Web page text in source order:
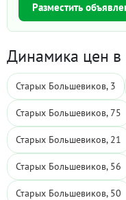
Разместить
Динамика цен в
Старых Большевиков, 3
Старых Большевиков, 75
Старых Большевиков, 21
Старых Большевиков, 56
Старых Большевиков, 50